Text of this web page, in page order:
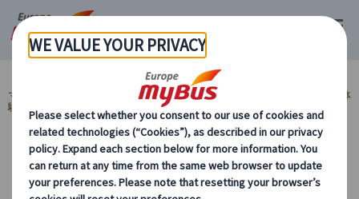
マイバス・ヨーロッパ イタリア (45) ローマ (31)
ご当地グルメ・食体
験 (6)
カテゴリーから探す
ご当地グルメ・食体験